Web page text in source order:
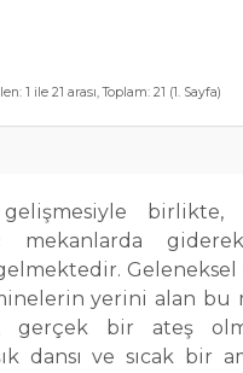
1 ile 21 arası, Toplam: 21 (1. Sayfa)
birlikte,
mekanlarda
yerini alan bu
bir ateş
dansı ve sıcak bir